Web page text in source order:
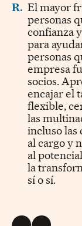
R. El mayor
personas
confianza
para
personas
empresa
socios.
encajar el
flexible,
las
incluso las
al cargo y
al
la
sí o sí.